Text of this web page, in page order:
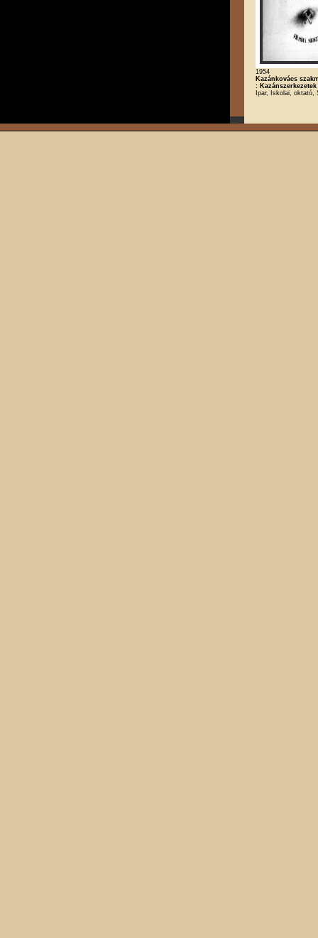
1954
Kazánkovács
: Kazánszerkezetek
Ipar, Iskolai, oktató,